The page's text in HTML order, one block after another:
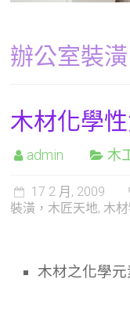
辦公室裝潢
木材化學
admin 木
17 2 月, 2009
裝潢，木匠天地, 木
木材之化學